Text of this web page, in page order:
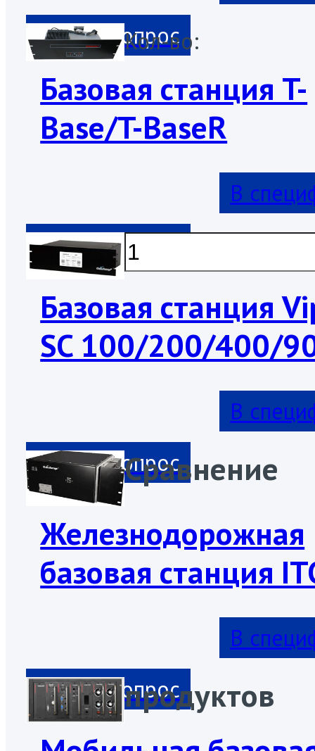
Базовая станция T-
Base/T-BaseR
В
Базовая станция
SC 100/200/400/
В
Железнодорожная
базовая станция
В
Кол-во:
Сравнение
продуктов